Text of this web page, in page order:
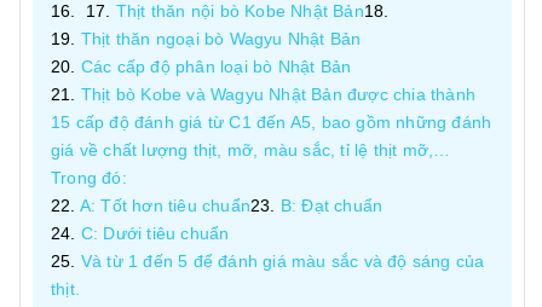
Thịt thăn nội bò Kobe Nhật Bản
Thịt thăn ngoại bò Wagyu Nhật Bản
Các cấp độ phân loại bò Nhật Bản
Thịt bò Kobe và Wagyu Nhật Bản được chia thành
15 cấp độ đánh giá từ C1 đến A5, bao gồm những đánh
giá về chất lượng thịt, mỡ, màu sắc, tỉ lệ thịt mỡ,…
Trong đó:
A: Tốt hơn tiêu chuẩn
B: Đạt chuẩn
C: Dưới tiêu chuẩn
Và từ 1 đến 5 để đánh giá màu sắc và độ sáng của
thịt.